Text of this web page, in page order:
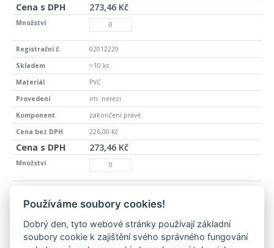
273,46 Kč
02012229
>10 ks
PVC
im. nerezi
zakončení pravé
226,00 Kč
273,46 Kč
>10 ks
PVC
stříbro
Používáme soubory cookies!
Dobrý den, tyto webové stránky používají základní
soubory cookie k zajištění svého správného fungování